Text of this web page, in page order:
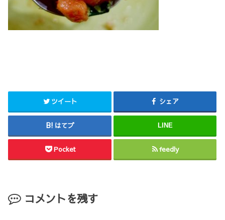
ツイート シェア
はてブ LINE
Pocket feedly
コメントを残す